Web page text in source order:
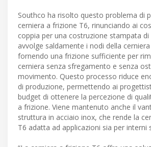
Southco ha risolto questo problema di
cerniera a frizione T6, rinunciando ai
coppia per una costruzione stampata di
avvolge saldamente i nodi della
fornendo una frizione sufficiente per
cerniera senza sfregamento e senza
movimento. Questo processo riduce
di produzione, permettendo ai
budget di ottenere la percezione di
a frizione. Viene mantenuto anche il
struttura in acciaio inox, che rende la
T6 adatta ad applicazioni sia per interni